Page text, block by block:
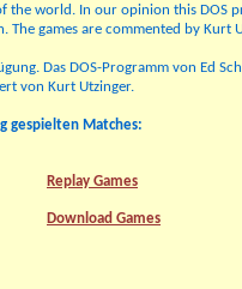
the world. In our opinion this DOS
games are commented by Kurt
Das DOS-Programm von Ed
von Kurt Utzinger.
gespielten Matches:
Replay Games
Download Games